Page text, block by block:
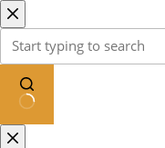
Pular
para
conteúdo
Sem